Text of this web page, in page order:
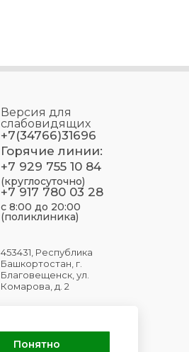
Версия для
слабовидящих
+7(34766)31696
Горячие линии:
+7 929 755 10 84
(круглосуточно)
+7 917 780 03 28
с 8:00 до 20:00
(поликлиника)
453431, Республика
Башкортостан, г.
Благовещенск, ул.
Комарова, д. 2
Понятно